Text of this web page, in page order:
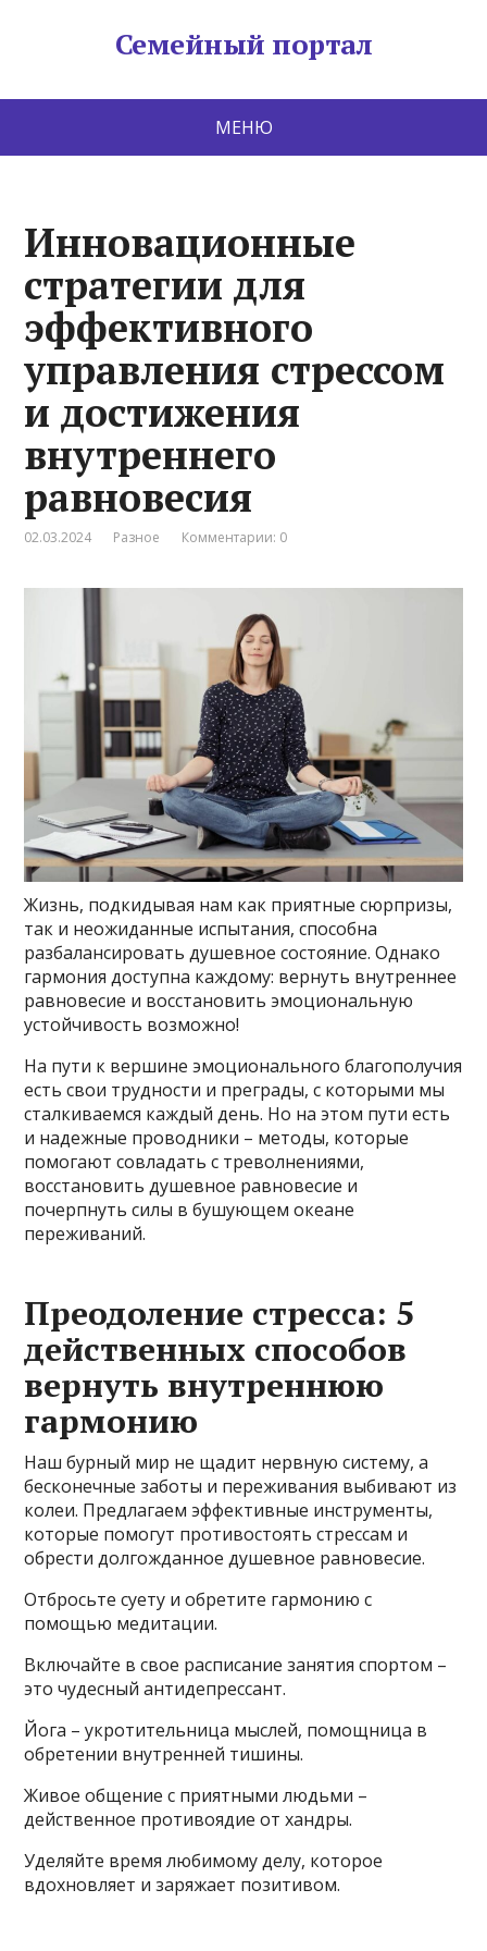
Семейный портал
МЕНЮ
Инновационные
стратегии для
эффективного
управления стрессом
и достижения
внутреннего
равновесия
02.03.2024 Разное Комментарии: 0
Жизнь, подкидывая нам как приятные сюрпризы,
так и неожиданные испытания, способна
разбалансировать душевное состояние. Однако
гармония доступна каждому: вернуть внутреннее
равновесие и восстановить эмоциональную
устойчивость возможно!
На пути к вершине эмоционального благополучия
есть свои трудности и преграды, с которыми мы
сталкиваемся каждый день. Но на этом пути есть
и надежные проводники – методы, которые
помогают совладать с треволнениями,
восстановить душевное равновесие и
почерпнуть силы в бушующем океане
переживаний.
Преодоление стресса: 5
действенных способов
вернуть внутреннюю
гармонию
Наш бурный мир не щадит нервную систему, а
бесконечные заботы и переживания выбивают из
колеи. Предлагаем эффективные инструменты,
которые помогут противостоять стрессам и
обрести долгожданное душевное равновесие.
Отбросьте суету и обретите гармонию с
помощью медитации.
Включайте в свое расписание занятия спортом –
это чудесный антидепрессант.
Йога – укротительница мыслей, помощница в
обретении внутренней тишины.
Живое общение с приятными людьми –
действенное противоядие от хандры.
Уделяйте время любимому делу, которое
вдохновляет и заряжает позитивом.